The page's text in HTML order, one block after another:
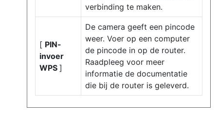
verbinding te maken.
[ PIN-
invoer
WPS ]
De camera geeft een pincode
weer. Voer op een computer
de pincode in op de router.
Raadpleeg voor meer
informatie de documentatie
die bij de router is geleverd.